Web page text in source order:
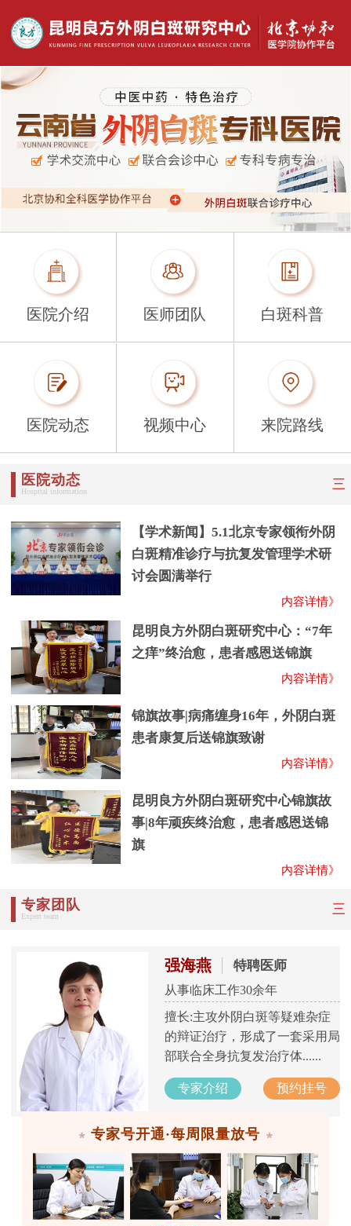
医院介绍 医师团队 白斑科普
医院动态 视频中心 来院路线
医院动态
Hospital information
三
【学术新闻】5.1北京专家领衔外阴
白斑精准诊疗与抗复发管理学术研
讨会圆满举行
内容详情》
昆明良方外阴白斑研究中心：“7年
之痒”终治愈，患者感恩送锦旗
内容详情》
锦旗故事|病痛缠身16年，外阴白斑
患者康复后送锦旗致谢
内容详情》
昆明良方外阴白斑研究中心锦旗故
事|8年顽疾终治愈，患者感恩送锦
旗
内容详情》
专家团队
Expert team
三
强海燕 特聘医师
从事临床工作30余年
擅长:主攻外阴白斑等疑难杂症
的辩证治疗，形成了一套采用局
部联合全身抗复发治疗体......
专家介绍 预约挂号
专家号开通·每周限量放号